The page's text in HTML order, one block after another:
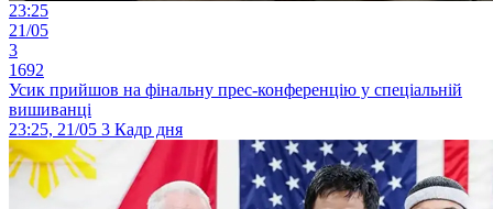
23:25
21/05
3
1692
Усик прийшов на фінальну прес-конференцію у спеціальній
вишиванці
23:25, 21/05 3 Кадр дня